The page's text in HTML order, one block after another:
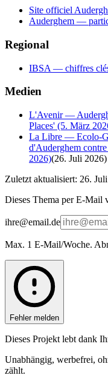
Site officiel
Auderghem —
Regional
IBSA — chiffres
Medien
L'Avenir —
Places' (5. März
La Libre — Ecolo-
d'Auderghem
2026)(26. Juli 2026)
Zuletzt aktualisiert: 26.
Dieses Thema per E-Mail
ihre@email.de
Max. 1 E-Mail/Woche.
Fehler melden
Dieses Projekt lebt dank
Unabhängig, werbefrei,
zählt.